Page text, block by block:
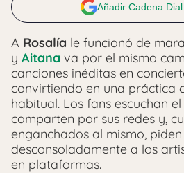
Añadir Cadena
A Rosalía le funcionó de
y Aitana va por el mismo
canciones inéditas en
convirtiendo en una práctica
habitual. Los fans escuchan
comparten por sus redes y,
enganchados al mismo, piden
desconsoladamente a los
en plataformas.